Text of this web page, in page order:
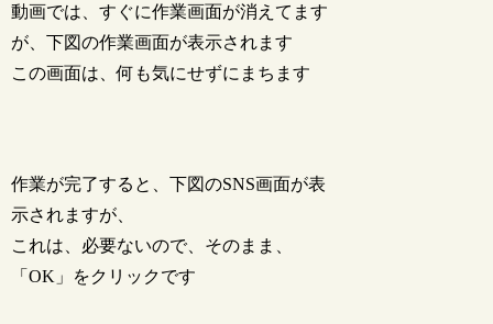
動画では、すぐに作業画面が消えてます
が、下図の作業画面が表示されます
この画面は、何も気にせずにまちます
作業が完了すると、下図のSNS画面が表
示されますが、
これは、必要ないので、そのまま、
「OK」をクリックです